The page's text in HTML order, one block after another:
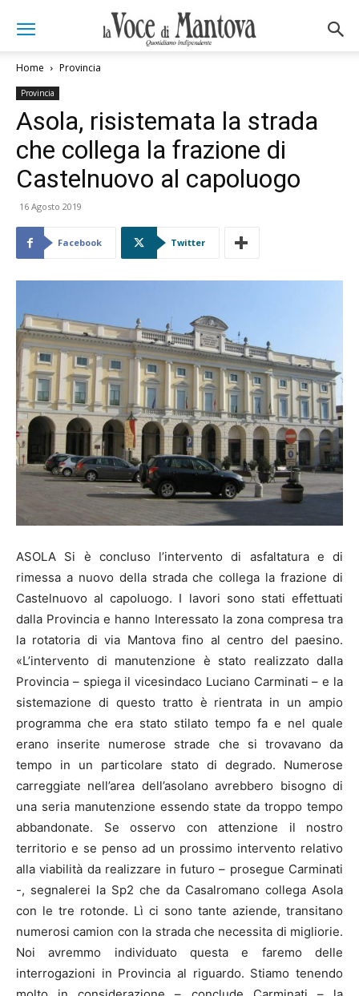
Home Provincia
Provincia
Asola, risistemata la strada
che collega la frazione di
Castelnuovo al capoluogo
16 Agosto 2019
Facebook Twitter
ASOLA Si è concluso l’intervento di asfaltatura e di
rimessa a nuovo della strada che collega la frazione di
Castelnuovo al capoluogo. I lavori sono stati effettuati
dalla Provincia e hanno Interessato la zona compresa tra
la rotatoria di via Mantova fino al centro del paesino.
«L’intervento di manutenzione è stato realizzato dalla
Provincia – spiega il vicesindaco Luciano Carminati – e la
sistemazione di questo tratto è rientrata in un ampio
programma che era stato stilato tempo fa e nel quale
erano inserite numerose strade che si trovavano da
tempo in un particolare stato di degrado. Numerose
carreggiate nell’area dell’asolano avrebbero bisogno di
una seria manutenzione essendo state da troppo tempo
abbandonate. Se osservo con attenzione il nostro
territorio e se penso ad un prossimo intervento relativo
alla viabilità da realizzare in futuro – prosegue Carminati
-, segnalerei la Sp2 che da Casalromano collega Asola
con le tre rotonde. Lì ci sono tante aziende, transitano
numerosi camion con la strada che necessita di migliorie.
Noi avremmo individuato questa e faremo delle
interrogazioni in Provincia al riguardo. Stiamo tenendo